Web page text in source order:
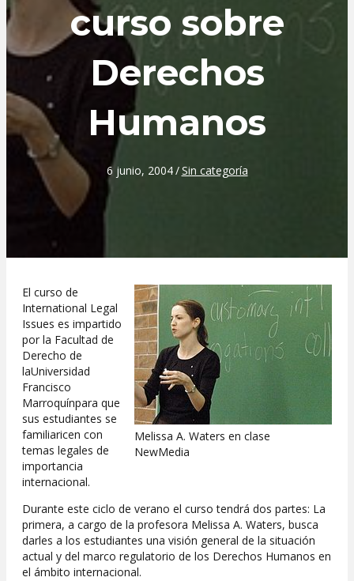
curso sobre
Derechos
Humanos
6 junio, 2004/Sin categoría
Melissa A. Waters en clase
NewMedia
El curso de
International Legal
Issues es impartido
por la Facultad de
Derecho de
laUniversidad
Francisco
Marroquínpara que
sus estudiantes se
familiaricen con
temas legales de
importancia
internacional.
Durante este ciclo de verano el curso tendrá dos partes: La
primera, a cargo de la profesora Melissa A. Waters, busca
darles a los estudiantes una visión general de la situación
actual y del marco regulatorio de los Derechos Humanos en
el ámbito internacional.